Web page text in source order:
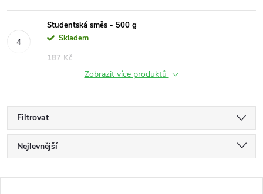
Studentská směs - 500 g
Skladem
187 Kč
Zobrazit více produktů
Filtrovat
Ř
a
Nejlevnější